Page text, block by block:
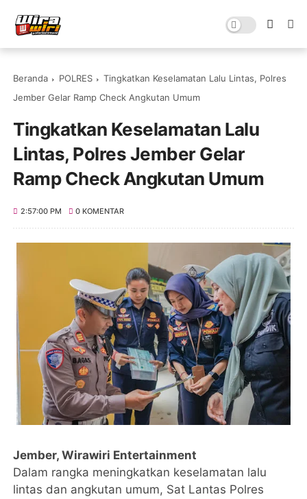
Beranda POLRES
Tingkatkan Keselamatan Lalu Lintas, Polres
Jember Gelar Ramp Check Angkutan Umum
Tingkatkan Keselamatan Lalu
Lintas, Polres Jember Gelar
Ramp Check Angkutan Umum
2:57:00 PM 0 KOMENTAR
Jember, Wirawiri Entertainment
Dalam rangka meningkatkan keselamatan lalu
lintas dan angkutan umum, Sat Lantas Polres